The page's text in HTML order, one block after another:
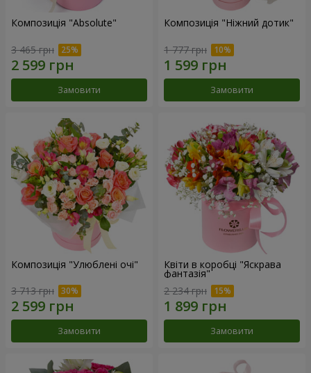
Композиція "Absolute"
3 465 грн
Замовити
Композиція "Ніжний дотик"
1 777 грн
Замовити
Композиція "Улюблені очі"
3 713 грн
Замовити
Квіти в коробці "Яскрава
фантазія"
2 234 грн
Замовити